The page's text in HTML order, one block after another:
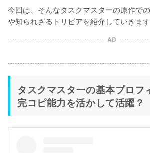
今回は、そんなタスクマスターの原作で
や知られざるトリビアを紹介していきます
AD
タスクマスターの基本プロフ
完コピ能力を活かして活躍？